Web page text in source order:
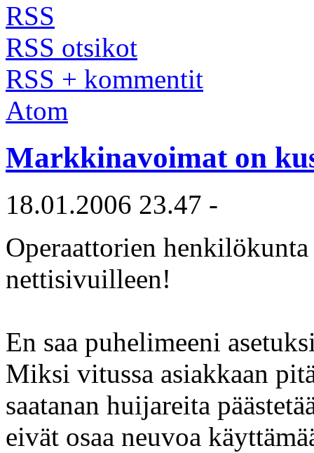
RSS
RSS otsikot
RSS + kommentit
Atom
Markkinavoimat on
18.01.2006 23.47 -
Operaattorien
nettisivuilleen!
En saa puhelimeeni
Miksi vitussa asiakkaan
saatanan huijareita
eivät osaa neuvoa